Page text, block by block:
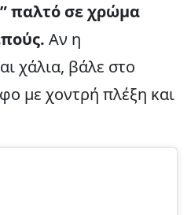
παλτό σε χρώμα
Αν η
χάλια, βάλε στο
με χοντρή πλέξη και